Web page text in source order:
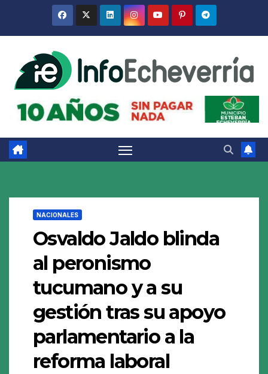
NACIONALES
Osvaldo Jaldo blinda
al peronismo
tucumano y a su
gestión tras su apoyo
parlamentario a la
reforma laboral